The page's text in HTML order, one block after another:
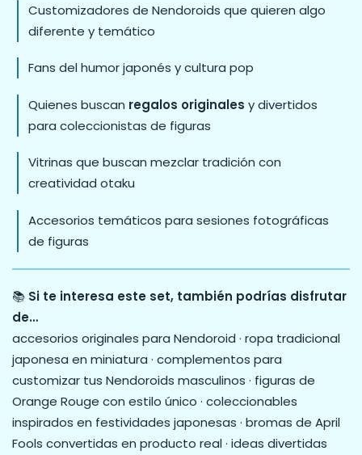
Customizadores de Nendoroids que quieren algo
diferente y temático
Fans del humor japonés y cultura pop
Quienes buscan regalos originales y divertidos
para coleccionistas de figuras
Vitrinas que buscan mezclar tradición con
creatividad otaku
Accesorios temáticos para sesiones fotográficas
de figuras
📚 Si te interesa este set, también podrías disfrutar
de…
accesorios originales para Nendoroid · ropa tradicional
japonesa en miniatura · complementos para
customizar tus Nendoroids masculinos · figuras de
Orange Rouge con estilo único · coleccionables
inspirados en festividades japonesas · bromas de April
Fools convertidas en producto real · ideas divertidas